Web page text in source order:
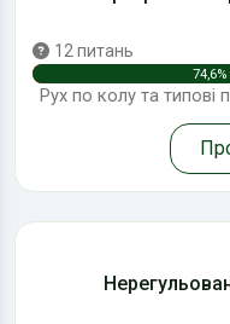
12 питань
74,6%
Рух по колу та типові